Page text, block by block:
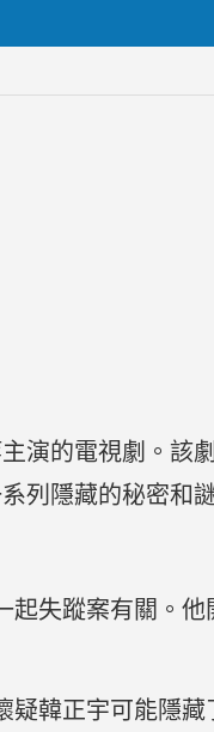
演的電視劇。該
列隱藏的秘密和
起失蹤案有關。
疑韓正宇可能隱